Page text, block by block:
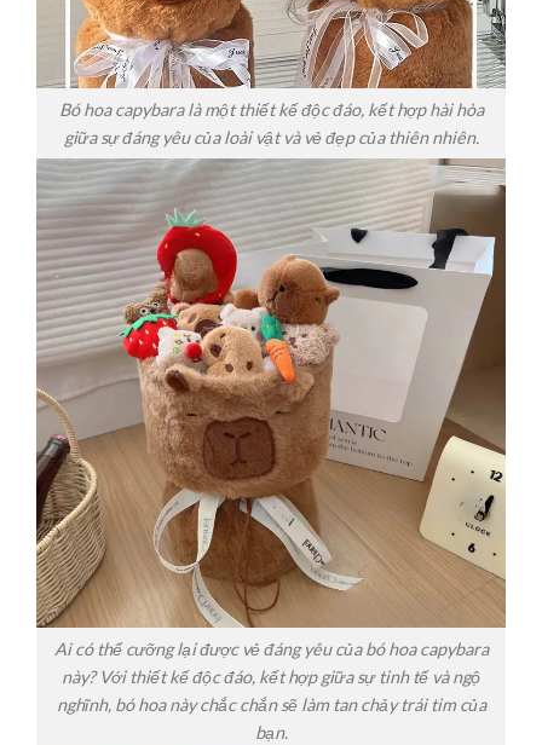
Bó hoa capybara là một thiết kế độc đáo, kết hợp hài hòa
giữa sự đáng yêu của loài vật và vẻ đẹp của thiên nhiên.
Ai có thể cưỡng lại được vẻ đáng yêu của bó hoa capybara
này? Với thiết kế độc đáo, kết hợp giữa sự tinh tế và ngộ
nghĩnh, bó hoa này chắc chắn sẽ làm tan chảy trái tim của
bạn.